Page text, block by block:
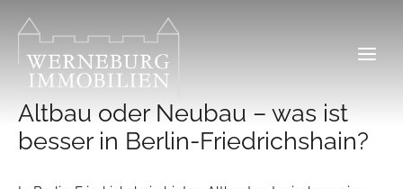
Inhalt
springen
Altbau oder Neubau – was ist
besser in Berlin-Friedrichshain?